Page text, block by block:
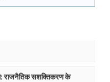
राजनैतिक सशक्तिकरण के